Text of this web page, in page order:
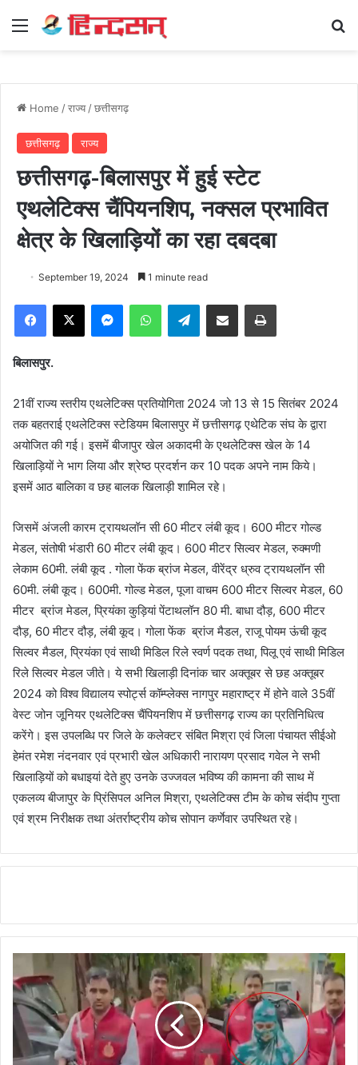
Menu
Home /राज्य /छत्तीसगढ़
छत्तीसगढ़ राज्य
छत्तीसगढ़-बिलासपुर में हुई स्टेट
एथलेटिक्स चैंपियनशिप, नक्सल प्रभावित
क्षेत्र के खिलाड़ियों का रहा दबदबा
September 19, 2024 1 minute read
Facebook
X MessengerWhatsAppTelegramShare via Email Print
बिलासपुर.
21वीं राज्य स्तरीय एथलेटिक्स प्रतियोगिता 2024 जो 13 से 15 सितंबर 2024
तक बहतराई एथलेटिक्स स्टेडियम बिलासपुर में छत्तीसगढ़ एथेटिक संघ के द्वारा
अयोजित की गई। इसमें बीजापुर खेल अकादमी के एथलेटिक्स खेल के 14
खिलाड़ियों ने भाग लिया और श्रेष्ठ प्रदर्शन कर 10 पदक अपने नाम किये।
इसमें आठ बालिका व छह बालक खिलाड़ी शामिल रहे।
जिसमें अंजली कारम ट्रायथलॉन सी 60 मीटर लंबी कूद। 600 मीटर गोल्ड
मेडल, संतोषी भंडारी 60 मीटर लंबी कूद। 600 मीटर सिल्वर मेडल, रुक्मणी
लेकाम 60मी. लंबी कूद . गोला फेंक ब्रांज मेडल, वीरेंद्र ध्रुव ट्रायथलॉन सी
60मी. लंबी कूद। 600मी. गोल्ड मेडल, पूजा वाचम 600 मीटर सिल्वर मेडल, 60
मीटर ब्रांज मेडल, प्रियंका कुड़ियां पेंटाथलॉन 80 मी. बाधा दौड़, 600 मीटर
दौड़, 60 मीटर दौड़, लंबी कूद। गोला फेंक ब्रांज मैडल, राजू पोयम ऊंची कूद
सिल्वर मैडल, प्रियंका एवं साथी मिडिल रिले स्वर्ण पदक तथा, पिलू एवं साथी मिडिल
रिले सिल्वर मेडल जीते। ये सभी खिलाड़ी दिनांक चार अक्तूबर से छह अक्तूबर
2024 को विश्व विद्यालय स्पोर्ट्स कॉम्प्लेक्स नागपुर महाराष्ट्र में होने वाले 35वीं
वेस्ट जोन जूनियर एथलेटिक्स चैंपियनशिप में छत्तीसगढ़ राज्य का प्रतिनिधित्व
करेंगे। इस उपलब्धि पर जिले के कलेक्टर संबित मिश्रा एवं जिला पंचायत सीईओ
हेमंत रमेश नंदनवार एवं प्रभारी खेल अधिकारी नारायण प्रसाद गवेल ने सभी
खिलाड़ियों को बधाइयां देते हुए उनके उज्जवल भविष्य की कामना की साथ में
एकलव्य बीजापुर के प्रिंसिपल अनिल मिश्रा, एथलेटिक्स टीम के कोच संदीप गुप्ता
एवं श्रम निरीक्षक तथा अंतर्राष्ट्रीय कोच सोपान कर्णेवार उपस्थित रहे।